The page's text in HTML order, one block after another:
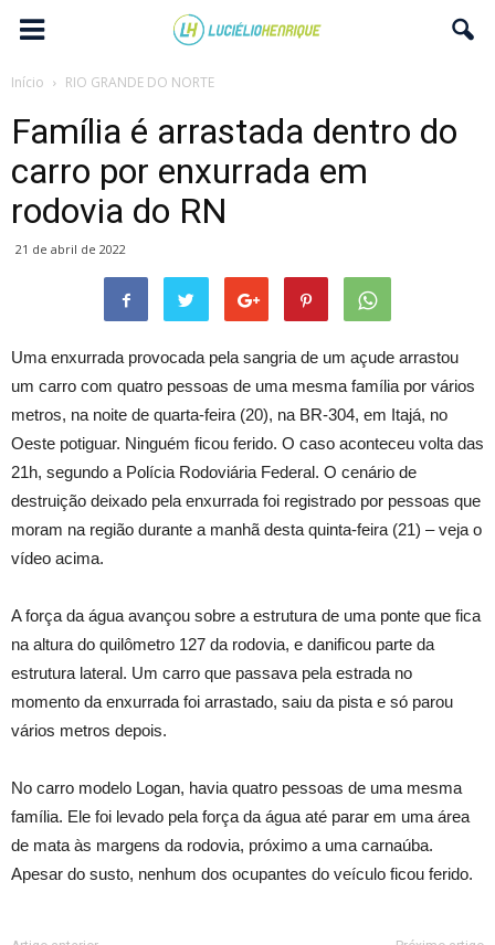
Início RIO GRANDE DO NORTE
Família é arrastada dentro do
carro por enxurrada em
rodovia do RN
21 de abril de 2022
Uma enxurrada provocada pela sangria de um açude arrastou
um carro com quatro pessoas de uma mesma família por vários
metros, na noite de quarta-feira (20), na BR-304, em Itajá, no
Oeste potiguar. Ninguém ficou ferido. O caso aconteceu volta das
21h, segundo a Polícia Rodoviária Federal. O cenário de
destruição deixado pela enxurrada foi registrado por pessoas que
moram na região durante a manhã desta quinta-feira (21) – veja o
vídeo acima.
A força da água avançou sobre a estrutura de uma ponte que fica
na altura do quilômetro 127 da rodovia, e danificou parte da
estrutura lateral. Um carro que passava pela estrada no
momento da enxurrada foi arrastado, saiu da pista e só parou
vários metros depois.
No carro modelo Logan, havia quatro pessoas de uma mesma
família. Ele foi levado pela força da água até parar em uma área
de mata às margens da rodovia, próximo a uma carnaúba.
Apesar do susto, nenhum dos ocupantes do veículo ficou ferido.